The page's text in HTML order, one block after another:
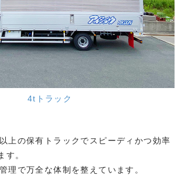
4tトラック
上の保有トラックでスピーディかつ効率
す。
理で万全な体制を整えています。